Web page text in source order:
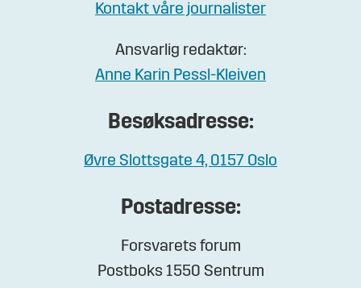
Kontakt våre journalister
Ansvarlig redaktør:
Anne Karin Pessl-Kleiven
Besøksadresse:
Øvre Slottsgate 4, 0157 Oslo
Postadresse:
Forsvarets forum
Postboks 1550 Sentrum